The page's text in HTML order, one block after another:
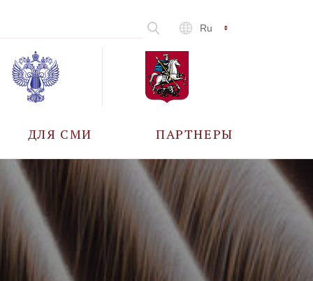
Ru
ДЛЯ СМИ
АККРЕДИТАЦИЯ
ПАРТНЕРЫ